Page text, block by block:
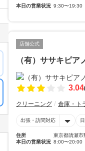
本日の営業状況 9:30〜19:30
店舗公式
（有）ササキピア
3.04
クリーニング 倉庫・ト
出張・訪問対応
住所
東京都清瀬市
本日の営業状況 8:00〜20:00